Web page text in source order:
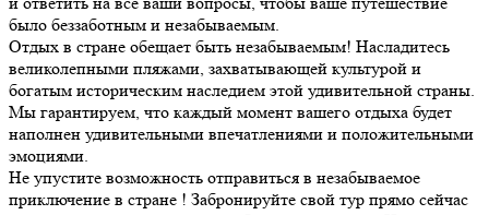
было беззаботным и незабываемым.
Отдых в стране обещает быть незабываемым! Насладитесь
великолепными пляжами, захватывающей культурой и
богатым историческим наследием этой удивительной страны.
Мы гарантируем, что каждый момент вашего отдыха будет
наполнен удивительными впечатлениями и положительными
эмоциями.
Не упустите возможность отправиться в незабываемое
приключение в стране ! Забронируйте свой тур прямо сейчас